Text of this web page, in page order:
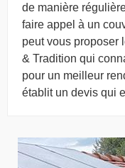
de manière
faire appel à un
peut vous proposer
& Tradition qui
pour un meilleur
établit un devis qui